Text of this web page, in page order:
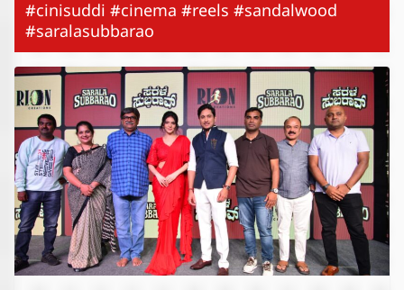
#cinisuddi #cinema #reels #sandalwood
#saralasubbarao